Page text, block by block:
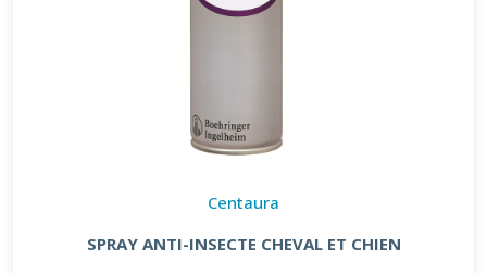
Centaura
SPRAY ANTI-INSECTE CHEVAL ET CHIEN